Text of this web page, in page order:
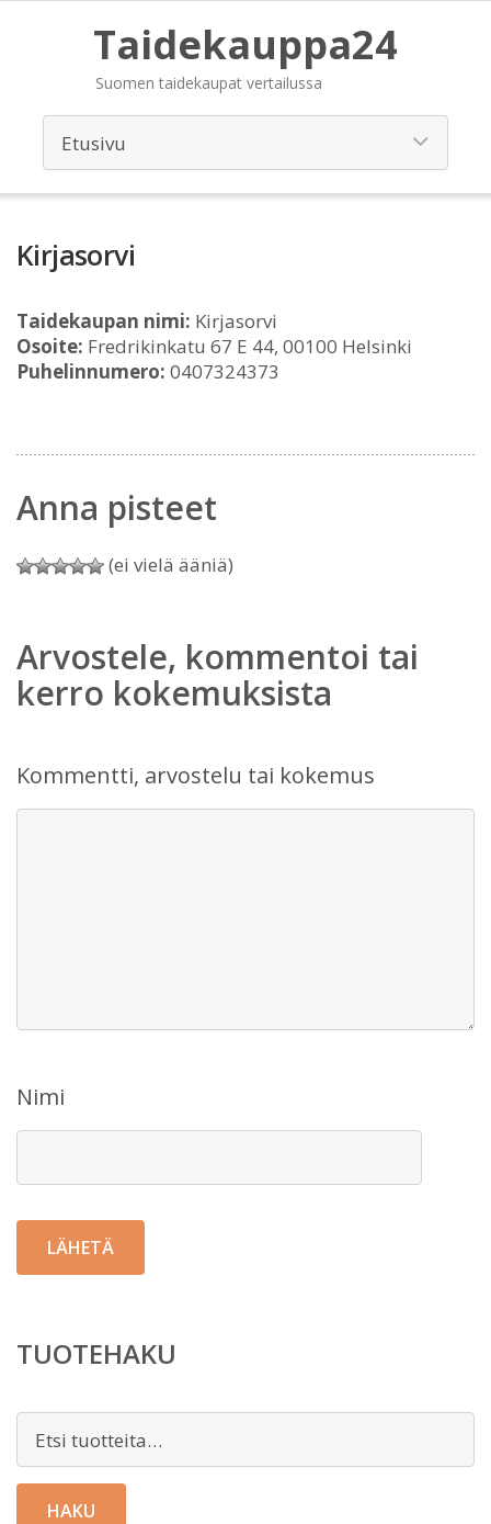
Taidekauppa24
Suomen taidekaupat vertailussa
Kirjasorvi
Taidekaupan nimi: Kirjasorvi
Osoite: Fredrikinkatu 67 E 44, 00100 Helsinki
Puhelinnumero: 0407324373
Anna pisteet
(ei vielä ääniä)
Arvostele, kommentoi tai
kerro kokemuksista
Kommentti, arvostelu tai kokemus
Nimi
TUOTEHAKU
HAKU